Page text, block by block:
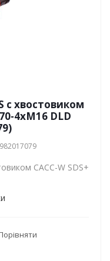
с хвостовиком
4xM16 DLD
САСС-W SDS+